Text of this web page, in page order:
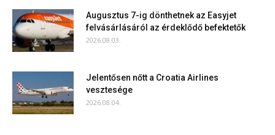
Augusztus 7-ig dönthetnek az Easyjet
felvásárlásáról az érdeklődő befektetők
2026.08.03.
Jelentősen nőtt a Croatia Airlines
vesztesége
2026.08.04.